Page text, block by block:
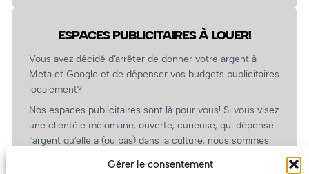
Gérer le consentement
ESPACES PUBLICITAIRES À LOUER!
Vous avez décidé d’arrêter de donner votre argent à
Meta et Google et de dépenser vos budgets publicitaires
localement?
Nos espaces publicitaires sont là pour vous! Si vous visez
une clientèle mélomane, ouverte, curieuse, qui dépense
l’argent qu’elle a (ou pas) dans la culture, nous sommes